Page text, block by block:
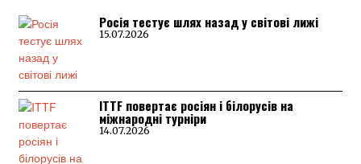
Росія тестує шлях назад у світові лижі
15.07.2026
ITTF повертає росіян і білорусів на
міжнародні турніри
14.07.2026